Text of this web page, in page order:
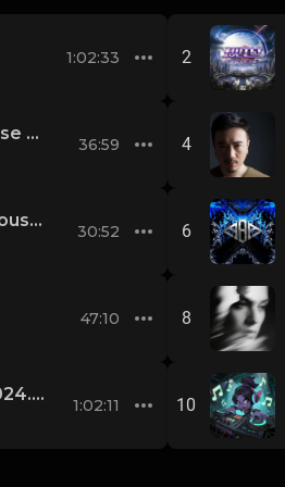
1:02:33 2
01 - SSS级 慢摇《白马E.T》 House Lak
36:59 4
五月 - SSS级 慢摇《Hey Ho》 House Lak
30:52 6
47:10 8
2024抖音ProgHouseDJ阿文 2024.05.22
1:02:11 10